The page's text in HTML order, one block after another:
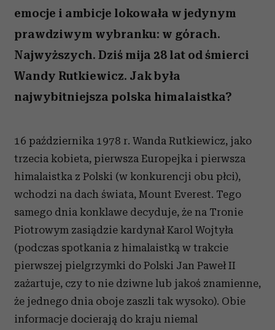
emocje i ambicje lokowała w jedynym
prawdziwym wybranku: w górach.
Najwyższych. Dziś mija 28 lat od śmierci
Wandy Rutkiewicz. Jak była
najwybitniejsza polska himalaistka?
16 października 1978 r. Wanda Rutkiewicz, jako
trzecia kobieta, pierwsza Europejka i pierwsza
himalaistka z Polski (w konkurencji obu płci),
wchodzi na dach świata, Mount Everest. Tego
samego dnia konklawe decyduje, że na Tronie
Piotrowym zasiądzie kardynał Karol Wojtyła
(podczas spotkania z himalaistką w trakcie
pierwszej pielgrzymki do Polski Jan Paweł II
zażartuje, czy to nie dziwne lub jakoś znamienne,
że jednego dnia oboje zaszli tak wysoko). Obie
informacje docierają do kraju niemal